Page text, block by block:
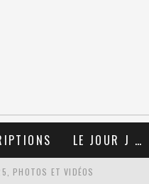
LE JOUR J …
PHOTOS ET VIDÉOS